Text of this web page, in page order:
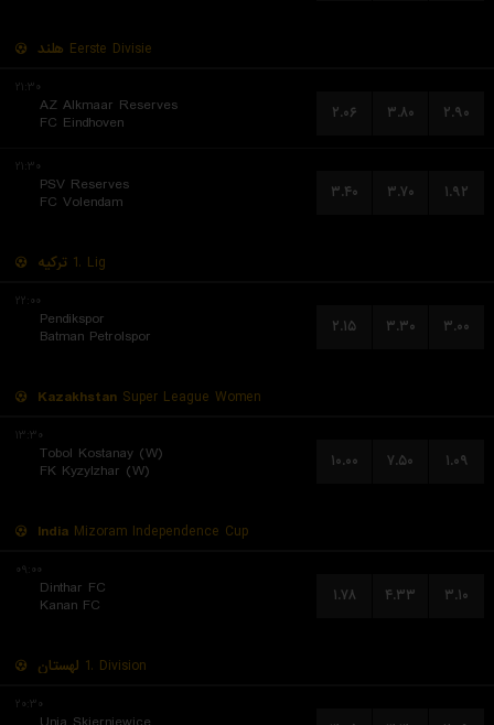
هلند Eerste Divisie
۲۱:۳۰
AZ Alkmaar Reserves
FC Eindhoven
۲.۰۶ ۳.۸۰ ۲.۹۰
۲۱:۳۰
PSV Reserves
FC Volendam
۳.۴۰ ۳.۷۰ ۱.۹۲
تركيه 1. Lig
۲۲:۰۰
Pendikspor
Batman Petrolspor
۲.۱۵ ۳.۳۰ ۳.۰۰
Kazakhstan Super League Women
۱۳:۳۰
Tobol Kostanay (W)
FK Kyzylzhar (W)
۱۰.۰۰ ۷.۵۰ ۱.۰۹
India Mizoram Independence Cup
۰۹:۰۰
Dinthar FC
Kanan FC
۱.۷۸ ۴.۳۳ ۳.۱۰
لهستان 1. Division
۲۰:۳۰